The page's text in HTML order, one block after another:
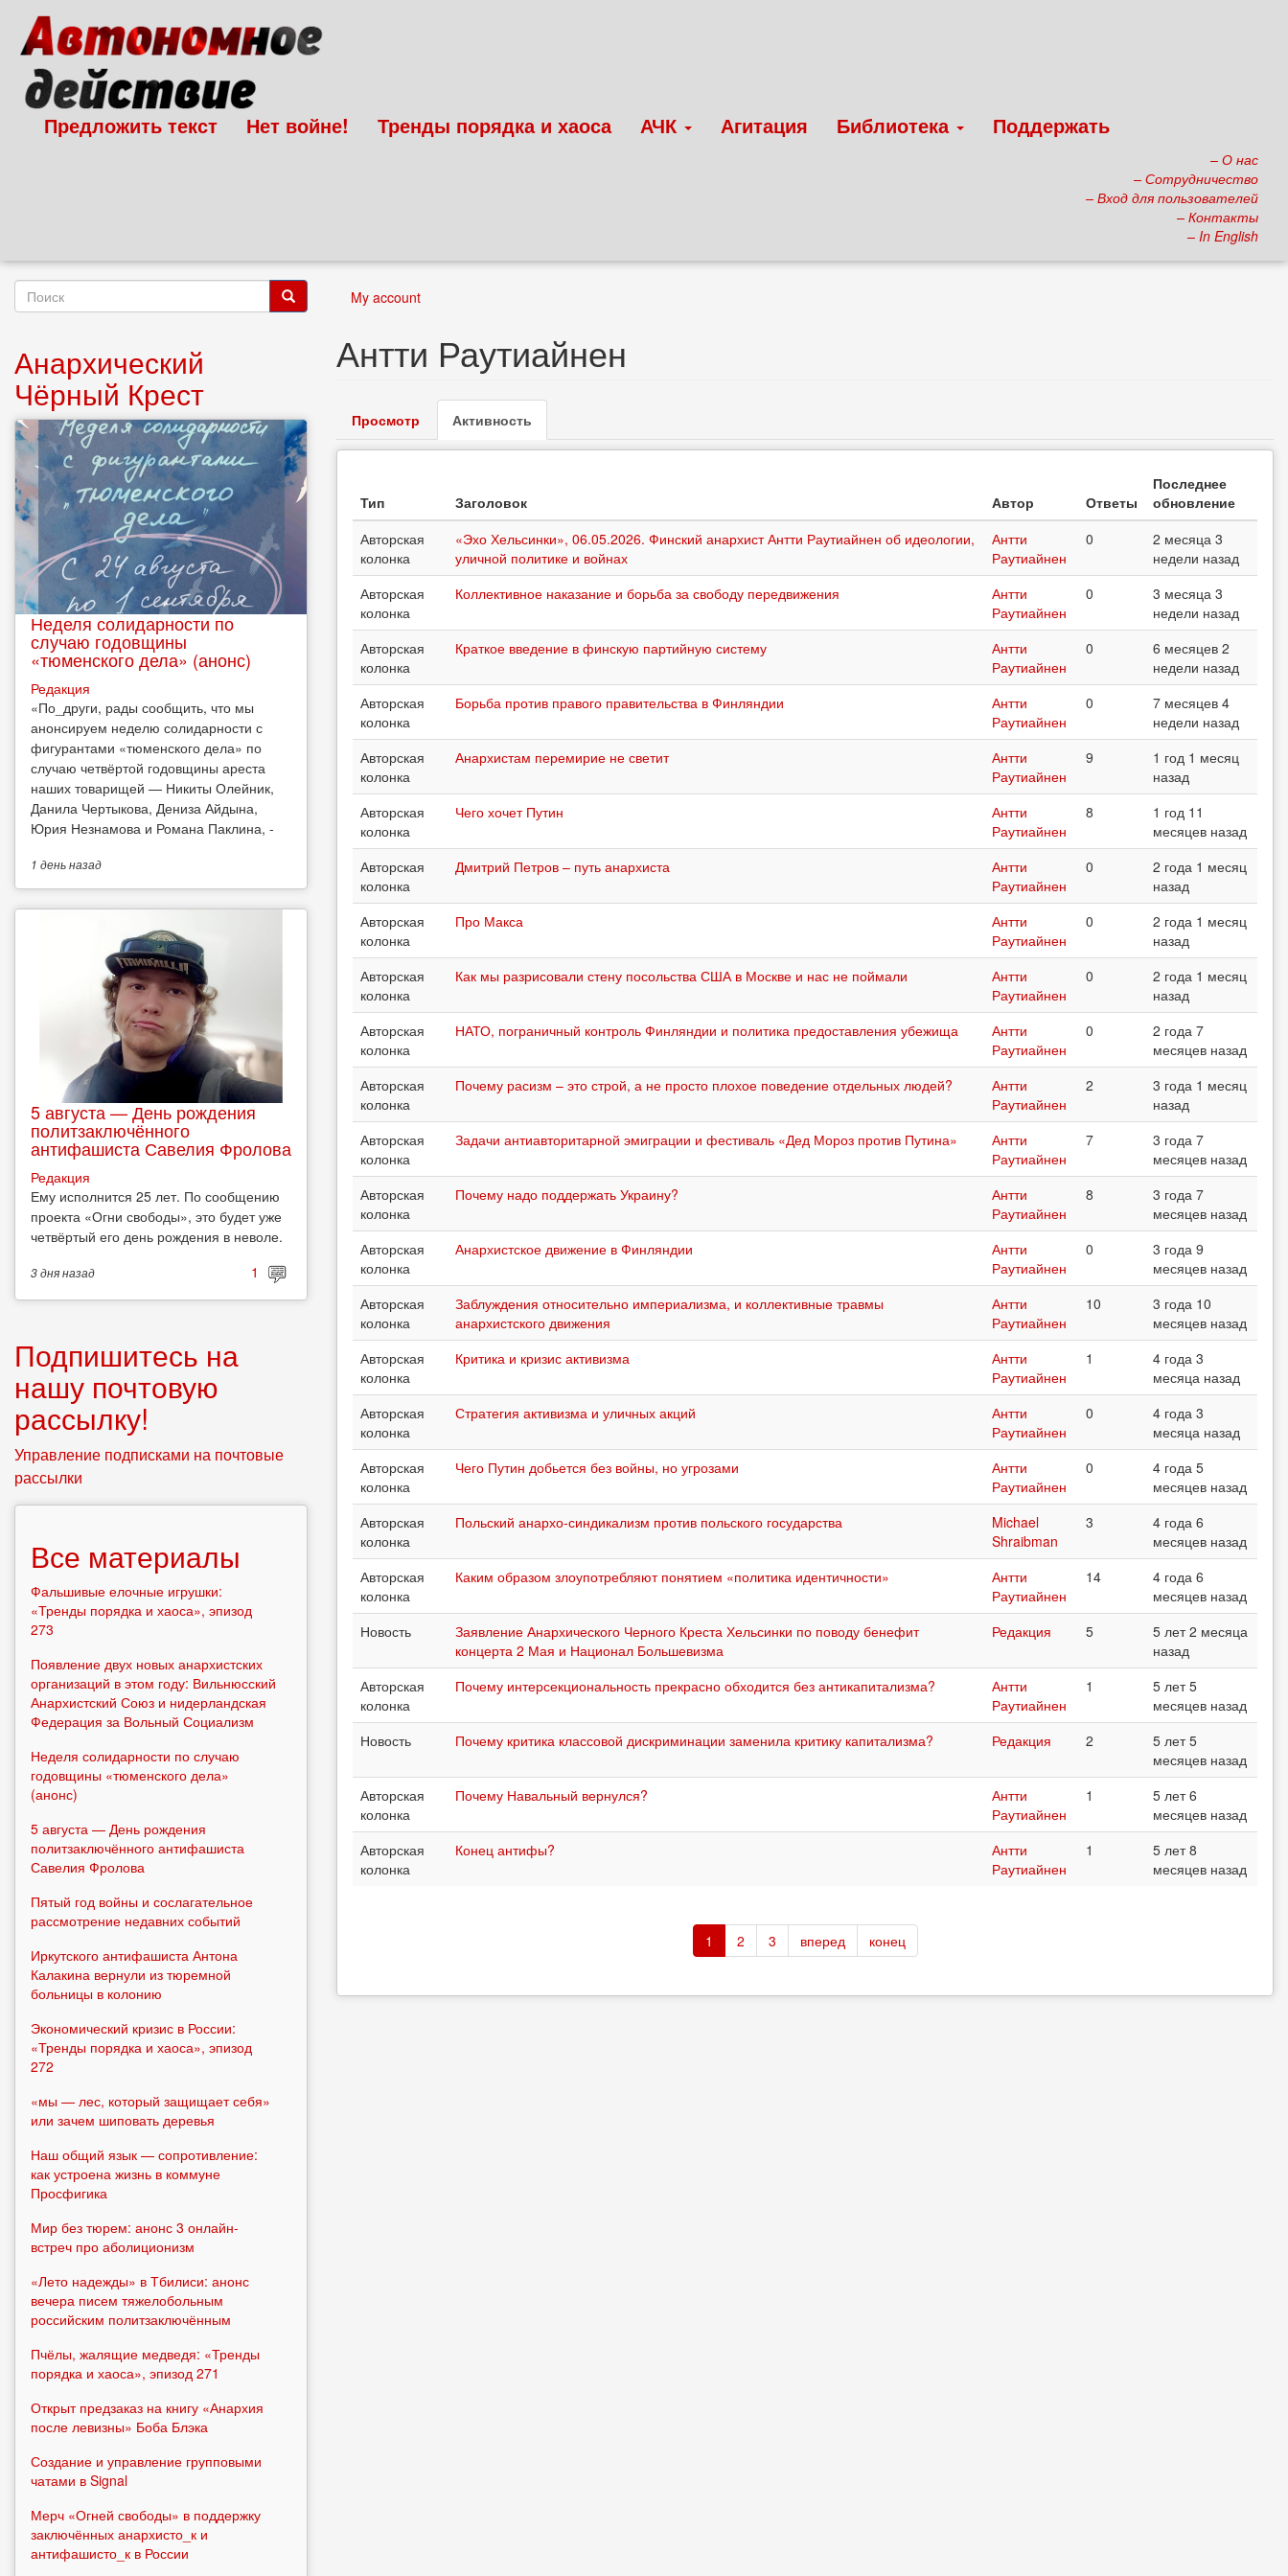
основному
содержанию
Предложить текст Нет войне! Тренды порядка и хаоса АЧК Агитация Библиотека Поддержать
– О нас
– Сотрудничество
– Вход для пользователей
– Контакты
– In English
My account
Антти Раутиайнен
Главные
вкладки
Просмотр Активность
вкладка)
Тип Заголовок Автор Ответы
Последнее
обновление
Авторская
колонка
«Эхо Хельсинки», 06.05.2026. Финский анархист Антти Раутиайнен об идеологии,
уличной политике и войнах
Антти
Раутиайнен
0
2 месяца 3
недели назад
Авторская
колонка
Коллективное наказание и борьба за свободу передвижения
Антти
Раутиайнен
0
3 месяца 3
недели назад
Авторская
колонка
Краткое введение в финскую партийную систему
Антти
Раутиайнен
0
6 месяцев 2
недели назад
Авторская
колонка
Борьба против правого правительства в Финляндии
Антти
Раутиайнен
0
7 месяцев 4
недели назад
Авторская
колонка
Анархистам перемирие не светит
Антти
Раутиайнен
9
1 год 1 месяц
назад
Авторская
колонка
Чего хочет Путин
Антти
Раутиайнен
8
1 год 11
месяцев назад
Авторская
колонка
Дмитрий Петров – путь анархиста
Антти
Раутиайнен
0
2 года 1 месяц
назад
Авторская
колонка
Про Макса
Антти
Раутиайнен
0
2 года 1 месяц
назад
Авторская
колонка
Как мы разрисовали стену посольства США в Москве и нас не поймали
Антти
Раутиайнен
0
2 года 1 месяц
назад
Авторская
колонка
НАТО, пограничный контроль Финляндии и политика предоставления убежища
Антти
Раутиайнен
0
2 года 7
месяцев назад
Авторская
колонка
Почему расизм – это строй, а не просто плохое поведение отдельных людей?
Антти
Раутиайнен
2
3 года 1 месяц
назад
Авторская
колонка
Задачи антиавторитарной эмиграции и фестиваль «Дед Мороз против Путина»
Антти
Раутиайнен
7
3 года 7
месяцев назад
Авторская
колонка
Почему надо поддержать Украину?
Антти
Раутиайнен
8
3 года 7
месяцев назад
Авторская
колонка
Анархистское движение в Финляндии
Антти
Раутиайнен
0
3 года 9
месяцев назад
Авторская
колонка
Заблуждения относительно империализма, и коллективные травмы
анархистского движения
Антти
Раутиайнен
10
3 года 10
месяцев назад
Авторская
колонка
Критика и кризис активизма
Антти
Раутиайнен
1
4 года 3
месяца назад
Авторская
колонка
Стратегия активизма и уличных акций
Антти
Раутиайнен
0
4 года 3
месяца назад
Авторская
колонка
Чего Путин добьется без войны, но угрозами
Антти
Раутиайнен
0
4 года 5
месяцев назад
Авторская
колонка
Польский анархо-синдикализм против польского государства
Michael
Shraibman
3
4 года 6
месяцев назад
Авторская
колонка
Каким образом злоупотребляют понятием «политика идентичности»
Антти
Раутиайнен
14
4 года 6
месяцев назад
Новость
Заявление Анархического Черного Креста Хельсинки по поводу бенефит
концерта 2 Мая и Национал Большевизма
Редакция 5
5 лет 2 месяца
назад
Авторская
колонка
Почему интерсекциональность прекрасно обходится без антикапитализма?
Антти
Раутиайнен
1
5 лет 5
месяцев назад
Новость
Почему критика классовой дискриминации заменила критику капитализма? Редакция 2
5 лет 5
месяцев назад
Авторская
колонка
Почему Навальный вернулся?
Антти
Раутиайнен
1
5 лет 6
месяцев назад
Авторская
колонка
Конец антифы?
Антти
Раутиайнен
1
5 лет 8
месяцев назад
1 2 3 вперед конец
Форма
Анархический
Чёрный Крест
Неделя солидарности по
случаю годовщины
«тюменского дела» (анонс)
Редакция
​«По_други, рады сообщить, что мы
анонсируем неделю солидарности с
фигурантами «тюменского дела» по
случаю четвёртой годовщины ареста
наших товарищей — Никиты Олейник,
Данила Чертыкова, Дениза Айдына,
Юрия Незнамова и Романа Паклина, -
1 деньназад
5 августа — День рождения
политзаключённого
антифашиста Савелия Фролова
Редакция
Ему исполнится 25 лет. По сообщению
проекта «Огни свободы», это будет уже
четвёртый его день рождения в неволе.
3 дняназад 1
Подпишитесь на
нашу почтовую
рассылку!
Управление подписками на почтовые
рассылки
Все материалы
Фальшивые елочные игрушки:
«Тренды порядка и хаоса», эпизод
273
Появление двух новых анархистских
организаций в этом году: Вильнюсский
Анархистский Союз и нидерландская
Федерация за Вольный Социализм
Неделя солидарности по случаю
годовщины «тюменского дела»
(анонс)
5 августа — День рождения
политзаключённого антифашиста
Савелия Фролова
Пятый год войны и сослагательное
рассмотрение недавних событий
Иркутского антифашиста Антона
Калакина вернули из тюремной
больницы в колонию
Экономический кризис в России:
«Тренды порядка и хаоса», эпизод
272
«мы — лес, который защищает себя»
или зачем шиповать деревья
Наш общий язык — сопротивление:
как устроена жизнь в коммуне
Просфигика
Мир без тюрем: анонс 3 онлайн-
встреч про аболиционизм
«Лето надежды» в Тбилиси: анонс
вечера писем тяжелобольным
российским политзаключённым
Пчёлы, жалящие медведя: «Тренды
порядка и хаоса», эпизод 271
Открыт предзаказ на книгу «Анархия
после левизны» Боба Блэка
Создание и управление групповыми
чатами в Signal
Мерч «Огней свободы» в поддержку
заключённых анархисто_к и
антифашисто_к в России